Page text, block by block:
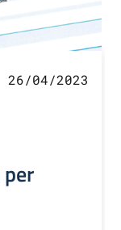
26/04/2023